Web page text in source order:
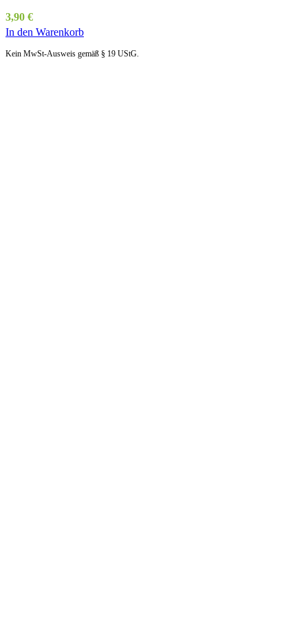
3,90 €
In den Warenkorb
Kein MwSt-Ausweis gemäß § 19 UStG.